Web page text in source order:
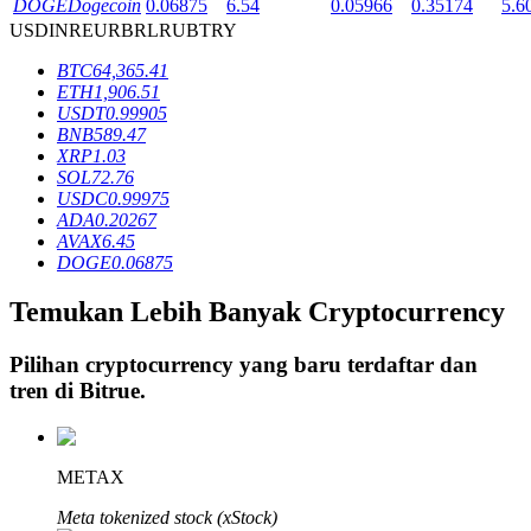
Penguncian BTR
Investasi eksklusif untuk pemegang BTR
Pinjaman
Layanan pinjaman yang didukung Crypto
DOGEDogecoin 0.06875 6.54 0.05966 0.35174
USDINREURBRLRUBTRY
BTC64,365.41
ETH1,906.51
USDT0.99905
BNB589.47
XRP1.03
SOL72.76
USDC0.99975
ADA0.20267
AVAX6.45
DOGE0.06875
Temukan Lebih Banyak Cryptocurrency
Pilihan cryptocurrency yang baru terdaftar dan
tren di Bitrue.
METAX
Meta tokenized stock (xStock)